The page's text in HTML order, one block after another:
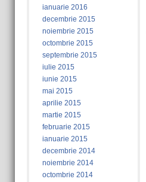
ianuarie 2016
decembrie 2015
noiembrie 2015
octombrie 2015
septembrie 2015
iulie 2015
iunie 2015
mai 2015
aprilie 2015
martie 2015
februarie 2015
ianuarie 2015
decembrie 2014
noiembrie 2014
octombrie 2014